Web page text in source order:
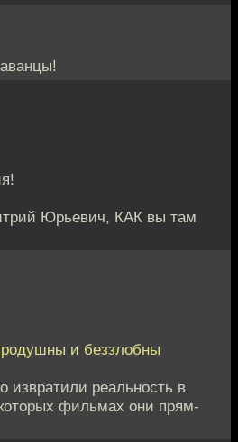
Юрьевич, КАК вы там
и беззлобны
извратили реальность в
фильмах они прям-